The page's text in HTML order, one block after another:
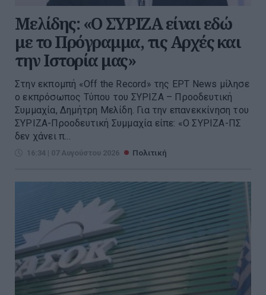
Μελίδης: «Ο ΣΥΡΙΖΑ είναι εδώ
με το Πρόγραμμα, τις Αρχές και
την Ιστορία μας»
Στην εκπομπή «Off the Record» της ΕΡΤ News μίλησε
ο εκπρόσωπος Τύπου του ΣΥΡΙΖΑ – Προοδευτική
Συμμαχία, Δημήτρη Μελίδη. Για την επανεκκίνηση του
ΣΥΡΙΖΑ-Προοδευτική Συμμαχία είπε: «Ο ΣΥΡΙΖΑ-ΠΣ
δεν χάνει π...
16:34 | 07 Αυγούστου 2026 Πολιτική